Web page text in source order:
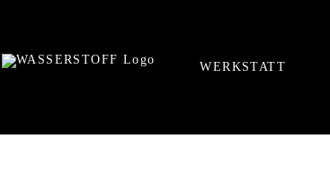
WERKSTATT